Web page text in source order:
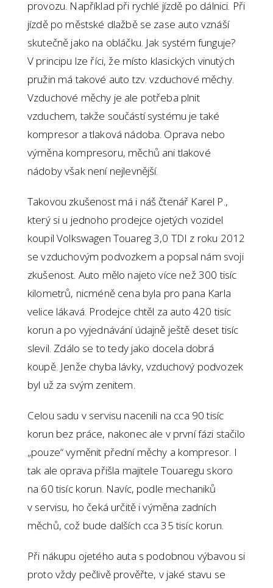
provozu. Například při rychlé jízdě po dálnici. Při
jízdě po městské dlažbě se zase auto vznáší
skutečně jako na obláčku. Jak systém funguje?
V principu lze říci, že místo klasických vinutých
pružin má takové auto tzv. vzduchové měchy.
Vzduchové měchy je ale potřeba plnit
vzduchem, takže součástí systému je také
kompresor a tlaková nádoba. Oprava nebo
výměna kompresoru, měchů ani tlakové
nádoby však není nejlevnější.
Takovou zkušenost má i náš čtenář Karel P.,
který si u jednoho prodejce ojetých vozidel
koupil Volkswagen Touareg 3,0 TDI z roku 2012
se vzduchovým podvozkem a popsal nám svoji
zkušenost. Auto mělo najeto více než 300 tisíc
kilometrů, nicméně cena byla pro pana Karla
velice lákavá. Prodejce chtěl za auto 420 tisíc
korun a po vyjednávání údajně ještě deset tisíc
slevil. Zdálo se to tedy jako docela dobrá
koupě. Jenže chyba lávky, vzduchový podvozek
byl už za svým zenitem.
Celou sadu v servisu nacenili na cca 90 tisíc
korun bez práce, nakonec ale v první fázi stačilo
„pouze“ vyměnit přední měchy a kompresor. I
tak ale oprava přišla majitele Touaregu skoro
na 60 tisíc korun. Navíc, podle mechaniků
v servisu, ho čeká určitě i výměna zadních
měchů, což bude dalších cca 35 tisíc korun.
Při nákupu ojetého auta s podobnou výbavou si
proto vždy pečlivě prověřte, v jaké stavu se